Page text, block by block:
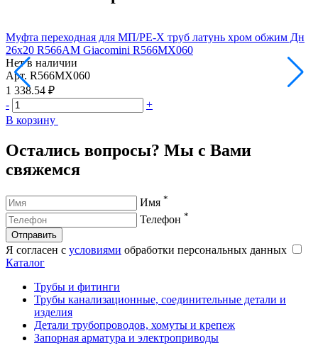
Муфта переходная для МП/PE-X труб латунь хром обжим Дн
26х20 R566AM Giacomini R566MX060
Нет в наличии
Арт. R566MX060
1 338.54 ₽
-
+
В корзину
Остались вопросы? Мы с Вами
свяжемся
Имя *
Телефон *
Отправить
Я согласен с условиями обработки персональных данных
Каталог
Трубы и фитинги
Трубы канализационные, соединительные детали и
изделия
Детали трубопроводов, хомуты и крепеж
Запорная арматура и электроприводы